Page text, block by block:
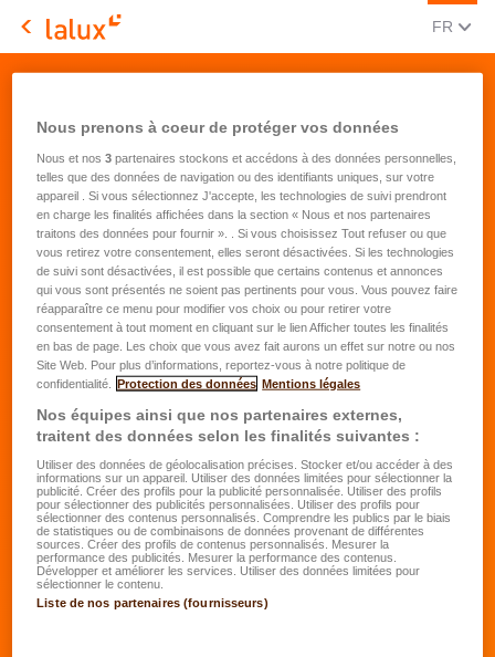
LALUX Assurances
FR
Demande de devis pour une
assurance habitation
Vous êtes*
locataire
privée
propriétaire non-occupant d'une
habitation donnée en location
Votre habitation est ...*
Nombre d'étages (y compris caves, combles)
Nous prenons à coeur de protéger vos données
Nous et nos3 partenaires stockons et accédons à des données personnelles,
telles que des données de navigation ou des identifiants uniques, sur votre
appareil . Si vous sélectionnez J'accepte, les technologies de suivi prendront
en charge les finalités affichées dans la section « Nous et nos partenaires
traitons des données pour fournir ». . Si vous choisissez Tout refuser ou que
vous retirez votre consentement, elles seront désactivées. Si les technologies
de suivi sont désactivées, il est possible que certains contenus et annonces
qui vous sont présentés ne soient pas pertinents pour vous. Vous pouvez faire
réapparaître ce menu pour modifier vos choix ou pour retirer votre
consentement à tout moment en cliquant sur le lien Afficher toutes les finalités
en bas de page. Les choix que vous avez fait aurons un effet sur notre ou nos
Site Web. Pour plus d’informations, reportez-vous à notre politique de
confidentialité.
Protection des données Mentions légales
Nos équipes ainsi que nos partenaires externes,
traitent des données selon les finalités suivantes :
Utiliser des données de géolocalisation précises. Stocker et/ou accéder à des
informations sur un appareil. Utiliser des données limitées pour sélectionner la
publicité. Créer des profils pour la publicité personnalisée. Utiliser des profils
pour sélectionner des publicités personnalisées. Utiliser des profils pour
sélectionner des contenus personnalisés. Comprendre les publics par le biais
de statistiques ou de combinaisons de données provenant de différentes
sources. Créer des profils de contenus personnalisés. Mesurer la
performance des publicités. Mesurer la performance des contenus.
Développer et améliorer les services. Utiliser des données limitées pour
sélectionner le contenu.
Liste de nos partenaires (fournisseurs)